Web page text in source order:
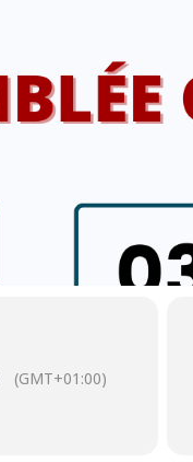
(GMT+01:00)